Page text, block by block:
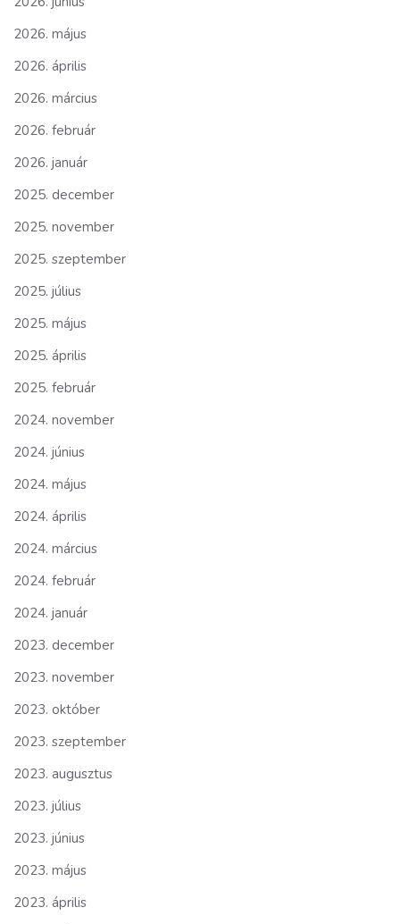
2026. május
2026. április
2026. március
2026. február
2026. január
2025. december
2025. november
2025. szeptember
2025. július
2025. május
2025. április
2025. február
2024. november
2024. június
2024. május
2024. április
2024. március
2024. február
2024. január
2023. december
2023. november
2023. október
2023. szeptember
2023. augusztus
2023. július
2023. június
2023. május
2023. április